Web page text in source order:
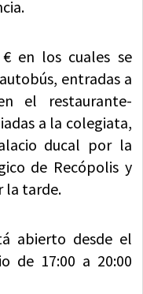
en los cuales se
entradas a
el restaurante-
a la colegiata,
ducal por la
de Recópolis y
la tarde.
abierto desde el
de 17:00 a 20:00